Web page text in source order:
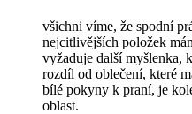
všichni víme, že spodní
nejcitlivějších položek
vyžaduje další myšlenka,
rozdíl od oblečení, které
bílé pokyny k praní, je
oblast.